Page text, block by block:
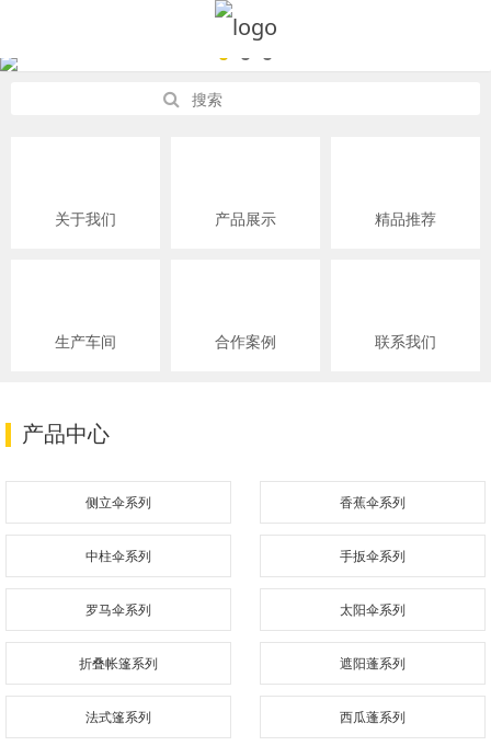
关于我们 产品展示 精品推荐
生产车间 合作案例 联系我们
产品中心
侧立伞系列 香蕉伞系列
中柱伞系列 手扳伞系列
罗马伞系列 太阳伞系列
折叠帐篷系列 遮阳蓬系列
法式篷系列 西瓜蓬系列